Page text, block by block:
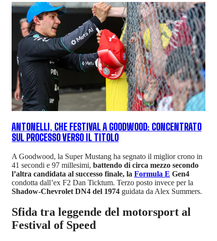
ANTONELLI, CHE FESTIVAL A GOODWOOD: CONCENTRATO
SUL PROCESSO VERSO IL TITOLO
A Goodwood, la Super Mustang ha segnato il miglior crono in
41 secondi e 97 millesimi, battendo di circa mezzo secondo
l’altra candidata al successo finale, la Formula E Gen4
condotta dall’ex F2 Dan Ticktum. Terzo posto invece per la
Shadow-Chevrolet DN4 del 1974 guidata da Alex Summers.
Sfida tra leggende del motorsport al
Festival of Speed